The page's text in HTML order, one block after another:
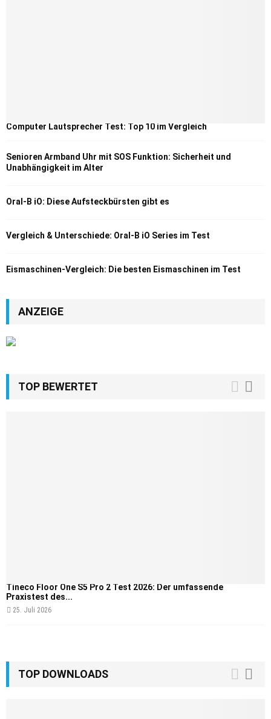
Computer Lautsprecher Test: Top 10 im Vergleich
Senioren Armband Uhr mit SOS Funktion: Sicherheit und
Unabhängigkeit im Alter
Oral-B iO: Diese Aufsteckbürsten gibt es
Vergleich & Unterschiede: Oral-B iO Series im Test
Eismaschinen-Vergleich: Die besten Eismaschinen im Test
ANZEIGE
TOP BEWERTET
Tineco Floor One S5 Pro 2 Test 2026: Der umfassende
Praxistest des...
25. Juli 2026
TOP DOWNLOADS